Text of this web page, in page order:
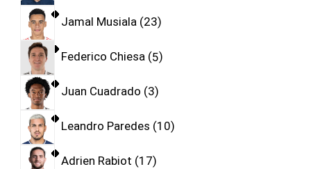
Jamal Musiala 23
Federico Chiesa 5
Juan Cuadrado 3
Leandro Paredes 10
Adrien Rabiot 17